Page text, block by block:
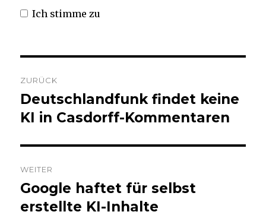
Ich stimme zu
Navigation
ZURÜCK
Vorheriger
Beitrag:
Deutschlandfunk findet keine
KI in Casdorff-Kommentaren
WEITER
Nächster
Beitrag:
Google haftet für selbst
erstellte KI-Inhalte